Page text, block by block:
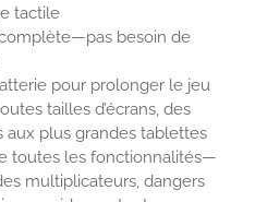
tactile
besoin de
pour prolonger le jeu
tailles d’écrans, des
plus grandes tablettes
toutes les fonctionnalités—
multiplicateurs, dangers